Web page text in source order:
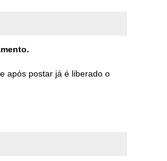
após postar já é liberado o